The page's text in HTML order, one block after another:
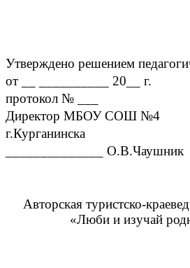
Утверждено решением
от __ __________ 20__ г.
протокол № ___
Директор МБОУ СОШ №4
г.Курганинска
______________ О.В.Чаушник
Авторская туристско-
«Люби и изучай